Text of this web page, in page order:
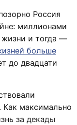
Россия
миллионами
и тогда —
больше
до двадцати
максимально
за декады